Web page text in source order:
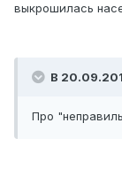
выкрошилась
В
Про